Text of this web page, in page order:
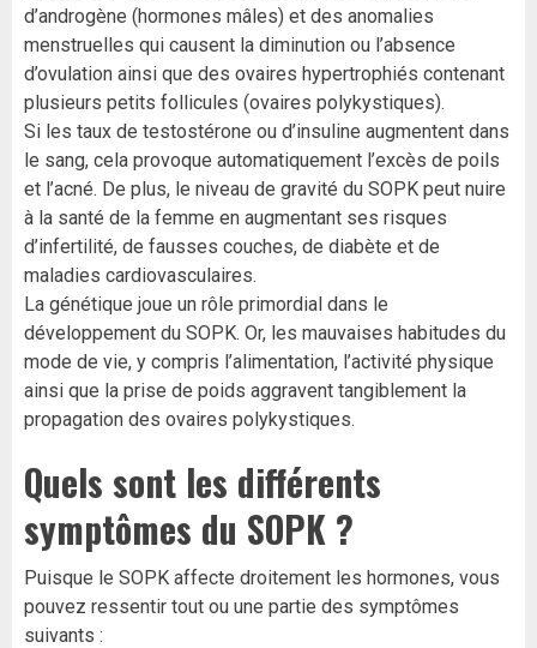
d’androgène (hormones mâles) et des anomalies
menstruelles qui causent la diminution ou l’absence
d’ovulation ainsi que des ovaires hypertrophiés contenant
plusieurs petits follicules (ovaires polykystiques).
Si les taux de testostérone ou d’insuline augmentent dans
le sang, cela provoque automatiquement l’excès de poils
et l’acné. De plus, le niveau de gravité du SOPK peut nuire
à la santé de la femme en augmentant ses risques
d’infertilité, de fausses couches, de diabète et de
maladies cardiovasculaires.
La génétique joue un rôle primordial dans le
développement du SOPK. Or, les mauvaises habitudes du
mode de vie, y compris l’alimentation, l’activité physique
ainsi que la prise de poids aggravent tangiblement la
propagation des ovaires polykystiques.
Quels sont les différents
symptômes du SOPK ?
Puisque le SOPK affecte droitement les hormones, vous
pouvez ressentir tout ou une partie des symptômes
suivants :